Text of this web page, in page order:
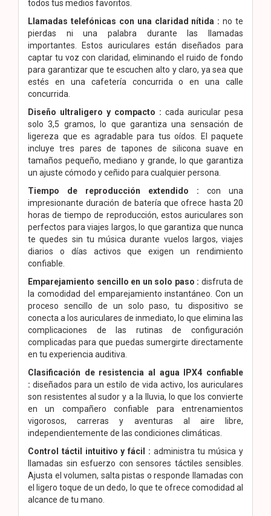
todos tus medios favoritos.
Llamadas telefónicas con una claridad nítida : no te
pierdas ni una palabra durante las llamadas
importantes. Estos auriculares están diseñados para
captar tu voz con claridad, eliminando el ruido de fondo
para garantizar que te escuchen alto y claro, ya sea que
estés en una cafetería concurrida o en una calle
concurrida.
Diseño ultraligero y compacto : cada auricular pesa
solo 3,5 gramos, lo que garantiza una sensación de
ligereza que es agradable para tus oídos. El paquete
incluye tres pares de tapones de silicona suave en
tamaños pequeño, mediano y grande, lo que garantiza
un ajuste cómodo y ceñido para cualquier persona.
Tiempo de reproducción extendido : con una
impresionante duración de batería que ofrece hasta 20
horas de tiempo de reproducción, estos auriculares son
perfectos para viajes largos, lo que garantiza que nunca
te quedes sin tu música durante vuelos largos, viajes
diarios o días activos que exigen un rendimiento
confiable.
Emparejamiento sencillo en un solo paso : disfruta de
la comodidad del emparejamiento instantáneo. Con un
proceso sencillo de un solo paso, tu dispositivo se
conecta a los auriculares de inmediato, lo que elimina las
complicaciones de las rutinas de configuración
complicadas para que puedas sumergirte directamente
en tu experiencia auditiva.
Clasificación de resistencia al agua IPX4 confiable
: diseñados para un estilo de vida activo, los auriculares
son resistentes al sudor y a la lluvia, lo que los convierte
en un compañero confiable para entrenamientos
vigorosos, carreras y aventuras al aire libre,
independientemente de las condiciones climáticas.
Control táctil intuitivo y fácil : administra tu música y
llamadas sin esfuerzo con sensores táctiles sensibles.
Ajusta el volumen, salta pistas o responde llamadas con
el ligero toque de un dedo, lo que te ofrece comodidad al
alcance de tu mano.